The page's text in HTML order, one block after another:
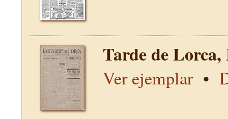
Tarde de
Ver ejemplar•